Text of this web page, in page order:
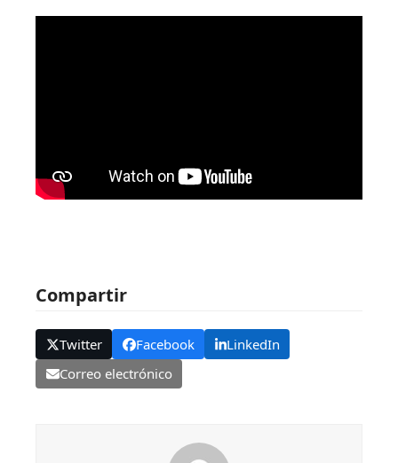
Compartir
Twitter Facebook
LinkedIn
Correo electrónico